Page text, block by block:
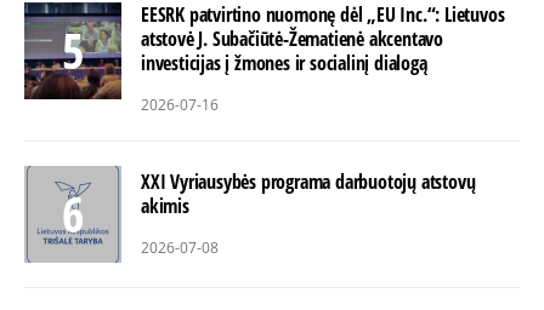
EESRK patvirtino nuomonę dėl „EU Inc.“: Lietuvos
atstovė J. Subačiūtė-Žematienė akcentavo
investicijas į žmones ir socialinį dialogą
2026-07-16
XXI Vyriausybės programa darbuotojų atstovų
akimis
2026-07-08